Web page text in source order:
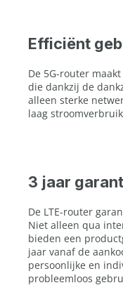
Efficiënt
De 5G-router
die dankzij de
alleen sterke
laag
3 jaar
De LTE-router
Niet alleen qua
bieden een
jaar vanaf de
persoonlijke en
probleemloos